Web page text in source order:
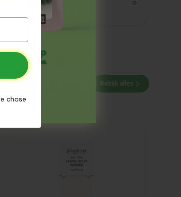
0
Bekijk alles
chose